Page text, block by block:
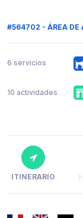
#564702 - ÁREA DE
6 servicios
10 actividades
ITINERARIO